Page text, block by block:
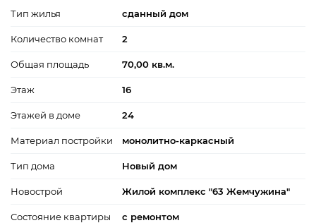
Тип жилья сданный дом
Количество комнат 2
Общая площадь 70,00 кв.м.
Этаж 16
Этажей в доме 24
Материал постройки монолитно-каркасный
Тип дома Новый дом
Новострой Жилой комплекс "63 Жемчужина"
Состояние квартиры с ремонтом